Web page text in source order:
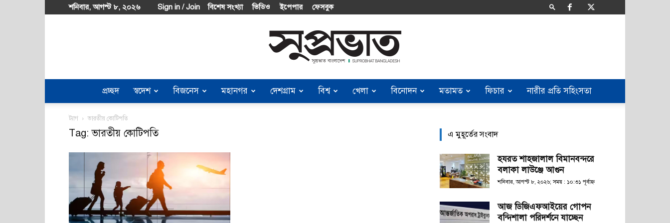
শনিবার, আগস্ট ৮, ২০২৬ Sign in / Join বিশেষ সংখ্যা ভিডিও ইপেপার ফেসবুক
Suprobhat
প্রচ্ছদ স্বদেশ বিজনেস মহানগর দেশগ্রাম বিশ্ব খেলা বিনোদন মতামত ফিচার নারীর প্রতি সহিংসতা
ট্যাগ ভারতীয় কোটিপতি
Tag: ভারতীয় কোটিপতি এ মুহূর্তের সংবাদ
হযরত শাহজালাল বিমানবন্দরে
বলাকা লাউঞ্জে আগুন
শনিবার, আগস্ট ৮, ২০২৬; সময় : ১০:৩১ পূর্বাহ্ণ
আজ ডিজিএফআইয়ের গোপন
বন্দিশালা পরিদর্শনে যাচ্ছেন